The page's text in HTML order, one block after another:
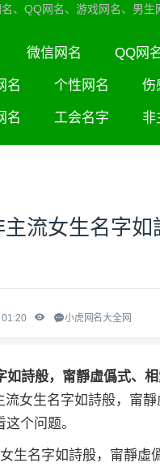
、QQ网名、游戏网名、男
微信网名 QQ网
名 个性网名 伤
名 工会名字 非
流女生名字
小虎网名大全网
如詩般，甯靜虛僞式、
女生名字如詩般，甯
个问题。
生名字如詩般，甯靜虛